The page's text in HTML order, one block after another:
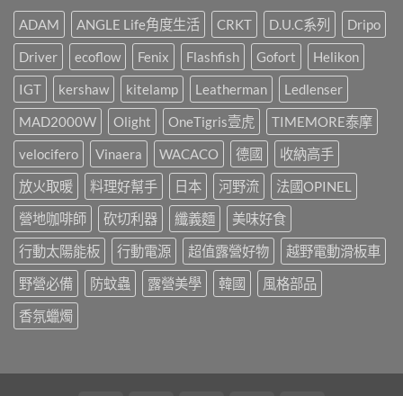
中
這
樣
辦!!!〉
中
燈
式
感，
都
是
靠
這
盞!!!〉
中
處
營
露
營
區，
3
年
間
承
載
了
許
多
人
的
戶
外
回
憶，
山
野
ADAM ANGLE Life角度生活 CRKT D.U.C系列
Dripo
Driver
ecoflow Fenix Flashfish Gofort
Helikon
IGT
kershaw kitelamp Leatherman
Ledlenser
MAD2000W
Olight OneTigris壹虎
TIMEMORE泰摩
velocifero
Vinaera WACACO 德國
收納高手
放火取暖
料理好幫手 日本 河野流
法國OPINEL
營地咖啡師
砍切利器 纖義麵
美味好食
行動太陽能板
行動電源 超值露營好物
越野電動滑板車
野營必備
防蚊蟲 露營美學 韓國
風格部品
香氛蠟燭